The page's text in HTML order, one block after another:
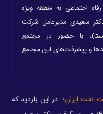
اجتماعی به منطقه ویژه
سعیدی مدیرعامل شرکت
با حضور در مجتمع
و پیشرفت‌های این مجتمع
نفت ایران؛در این بازدید که